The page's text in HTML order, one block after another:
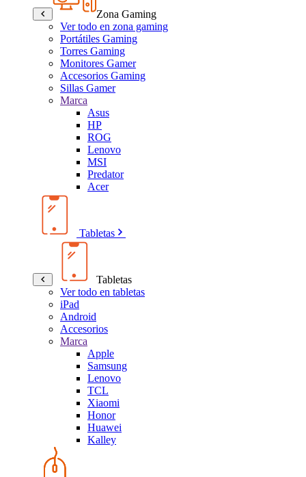
Zona Gaming
Ver todo en zona gaming
Portátiles Gaming
Torres Gaming
Monitores Gamer
Accesorios Gaming
Sillas Gamer
Marca
Asus
HP
ROG
Lenovo
MSI
Predator
Acer
Tabletas
Tabletas
Ver todo en tabletas
iPad
Android
Accesorios
Marca
Apple
Samsung
Lenovo
TCL
Xiaomi
Honor
Huawei
Kalley